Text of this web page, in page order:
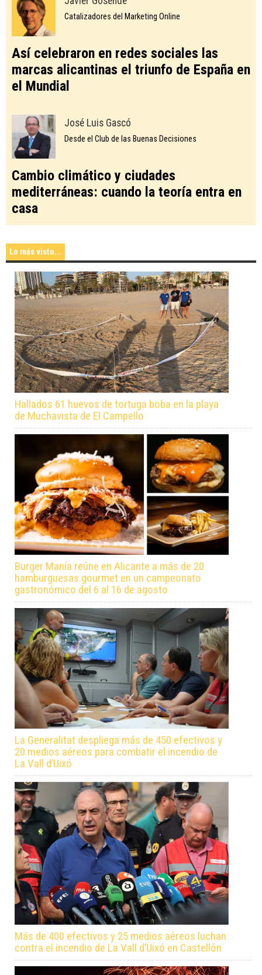
Catalizadores del Marketing Online
Así celebraron en redes sociales las
marcas alicantinas el triunfo de España en
el Mundial
José Luis Gascó
Desde el Club de las Buenas Decisiones
Cambio climático y ciudades
mediterráneas: cuando la teoría entra en
casa
Lo más visto...
Hallados 61 huevos de tortuga boba en la playa
de Muchavista de El Campello
Burger Manía reúne en Alicante a más de 20
hamburguesas gourmet en un campeonato
gastronómico del 6 al 16 de agosto
La Generalitat despliega más de 450 efectivos y
20 medios aéreos para combatir el incendio de
La Vall d’Uixó
Más de 400 efectivos y 25 medios aéreos luchan
contra el incendio de La Vall d’Uixó en Castellón